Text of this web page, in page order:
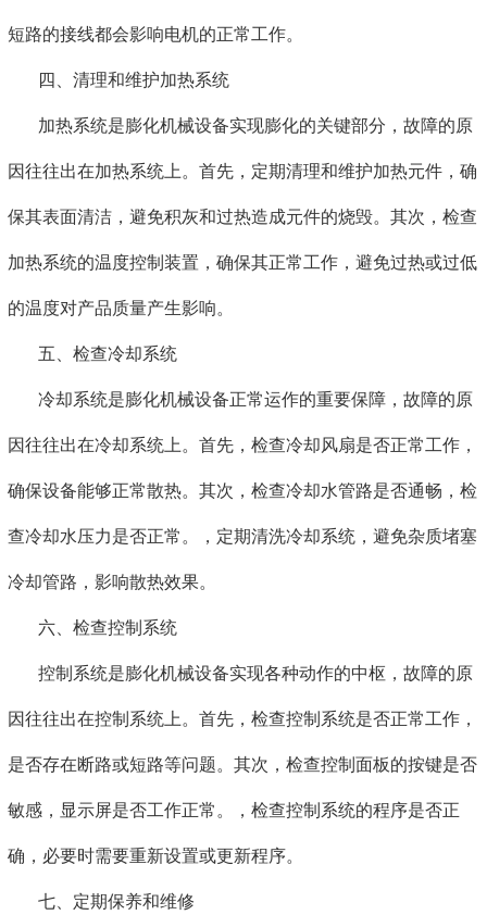
短路的接线都会影响电机的正常工作。
四、清理和维护加热系统
加热系统是膨化机械设备实现膨化的关键部分，故障的原
因往往出在加热系统上。首先，定期清理和维护加热元件，确
保其表面清洁，避免积灰和过热造成元件的烧毁。其次，检查
加热系统的温度控制装置，确保其正常工作，避免过热或过低
的温度对产品质量产生影响。
五、检查冷却系统
冷却系统是膨化机械设备正常运作的重要保障，故障的原
因往往出在冷却系统上。首先，检查冷却风扇是否正常工作，
确保设备能够正常散热。其次，检查冷却水管路是否通畅，检
查冷却水压力是否正常。，定期清洗冷却系统，避免杂质堵塞
冷却管路，影响散热效果。
六、检查控制系统
控制系统是膨化机械设备实现各种动作的中枢，故障的原
因往往出在控制系统上。首先，检查控制系统是否正常工作，
是否存在断路或短路等问题。其次，检查控制面板的按键是否
敏感，显示屏是否工作正常。，检查控制系统的程序是否正
确，必要时需要重新设置或更新程序。
七、定期保养和维修